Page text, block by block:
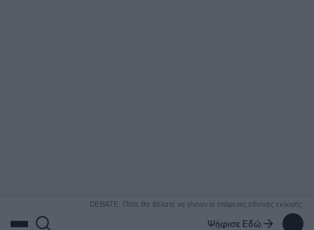
DEBATE: Πότε θα θέλατε να γίνουν οι επόμενες εθνικές εκλογές;
Ψήφισε Εδώ